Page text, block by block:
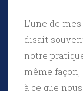
L’une de
disait
notre
même
à ce que